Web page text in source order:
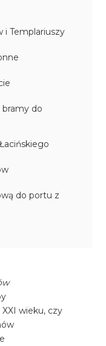
i Templariuszy
do
do portu z
wieku, czy